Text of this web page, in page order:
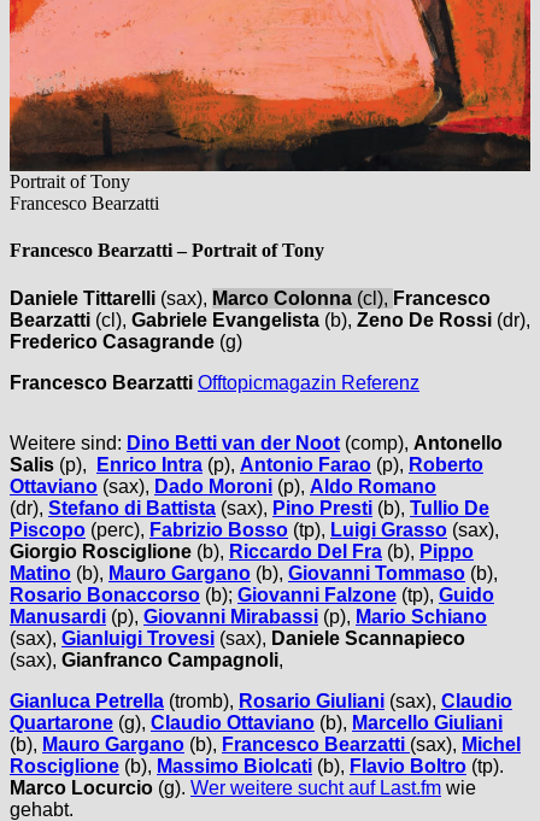
Portrait of Tony
Francesco Bearzatti
Francesco Bearzatti –Portrait of Tony
Daniele Tittarelli (sax), Marco Colonna (cl), Francesco
Bearzatti (cl), Gabriele Evangelista (b), Zeno De Rossi (dr),
Frederico Casagrande (g)
Francesco Bearzatti Offtopicmagazin Referenz
Weitere sind: Dino Betti van der Noot (comp), Antonello
Salis (p), Enrico Intra (p), Antonio Farao (p), Roberto
Ottaviano (sax), Dado Moroni (p), Aldo Romano
(dr), Stefano di Battista (sax), Pino Presti (b), Tullio De
Piscopo (perc), Fabrizio Bosso (tp), Luigi Grasso (sax),
Giorgio Rosciglione (b), Riccardo Del Fra (b), Pippo
Matino (b), Mauro Gargano (b), Giovanni Tommaso (b),
Rosario Bonaccorso (b); Giovanni Falzone (tp), Guido
Manusardi (p), Giovanni Mirabassi (p), Mario Schiano
(sax), Gianluigi Trovesi (sax), Daniele Scannapieco
(sax), Gianfranco Campagnoli,
Gianluca Petrella (tromb), Rosario Giuliani (sax), Claudio
Quartarone (g), Claudio Ottaviano (b), Marcello Giuliani
(b), Mauro Gargano (b), Francesco Bearzatti (sax), Michel
Rosciglione (b), Massimo Biolcati (b), Flavio Boltro (tp).
Marco Locurcio (g). Wer weitere sucht auf Last.fm wie
gehabt.